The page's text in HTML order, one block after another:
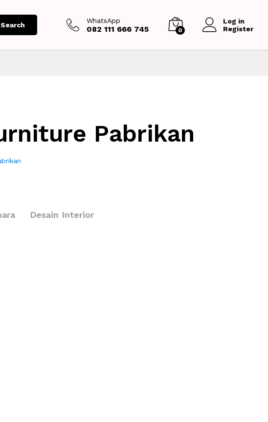
Search
WhatsApp
082 111 666 745 0
Log in
Register
Pabrikan
Desain Interior